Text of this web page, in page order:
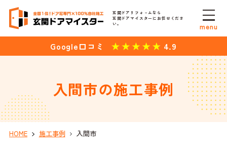
玄関ドアリフォ－ムなら
玄関ドアマイスターにお任せくださ
い。
Google口コミ 4.9
menu
入間市の施工事例
HOME 施工事例 入間市